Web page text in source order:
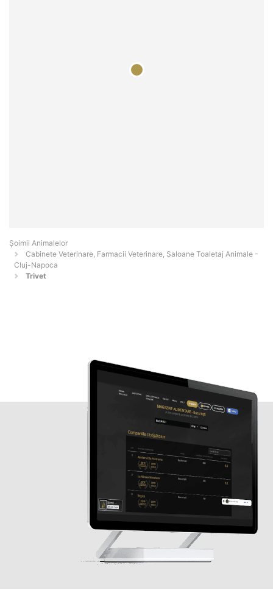
Şoimii Animalelor
Cabinete Veterinare, Farmacii Veterinare, Saloane Toaletaj Animale -
Cluj-Napoca
Trivet